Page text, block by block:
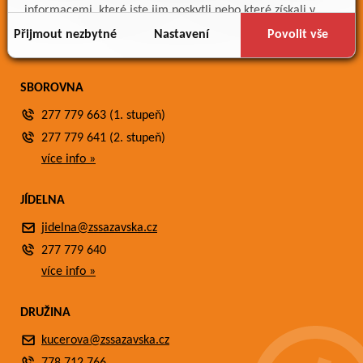
informacemi, které jste jim poskytli nebo které získali v
důsledku toho, že používáte jejich služby.
Přijmout nezbytné Nastavení Povolit vše
Meteostanice
SBOROVNA
277 779 663 (1. stupeň)
277 779 641 (2. stupeň)
více info »
JÍDELNA
jidelna@zssazavska.cz
277 779 640
více info »
DRUŽINA
kucerova@zssazavska.cz